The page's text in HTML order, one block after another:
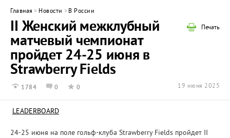
ГОЛЬФ-
ИНТЕРАКТИВ
НЕДВИЖИМОСТЬ
Главная > Новости > В России
Печать
II Женский межклубный
матчевый чемпионат
пройдет 24-25 июня в
Strawberry Fields
1784 0 0 19 июня 2025
LEADERBOARD
24-25 июня на поле гольф-клуба Strawberry Fields пройдет II